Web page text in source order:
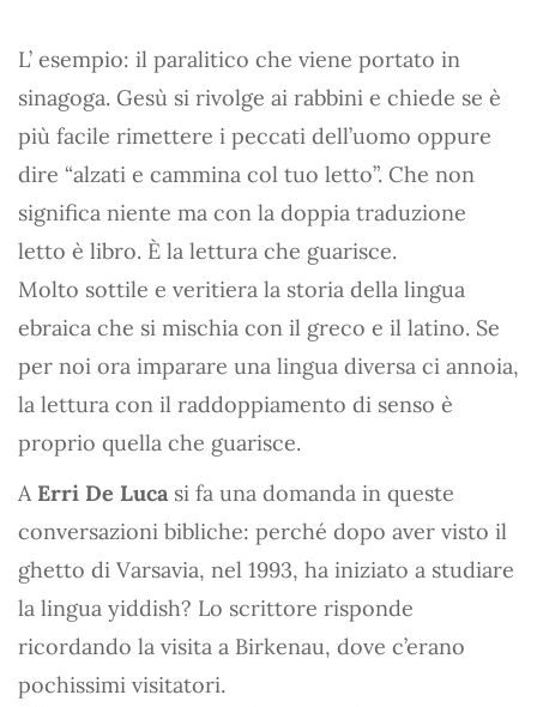
L’ esempio: il paralitico che viene portato in
sinagoga. Gesù si rivolge ai rabbini e chiede se è
più facile rimettere i peccati dell’uomo oppure
dire “alzati e cammina col tuo letto”. Che non
significa niente ma con la doppia traduzione
letto è libro. È la lettura che guarisce.
Molto sottile e veritiera la storia della lingua
ebraica che si mischia con il greco e il latino. Se
per noi ora imparare una lingua diversa ci annoia,
la lettura con il raddoppiamento di senso è
proprio quella che guarisce.
A Erri De Luca si fa una domanda in queste
conversazioni bibliche: perché dopo aver visto il
ghetto di Varsavia, nel 1993, ha iniziato a studiare
la lingua yiddish? Lo scrittore risponde
ricordando la visita a Birkenau, dove c’erano
pochissimi visitatori.